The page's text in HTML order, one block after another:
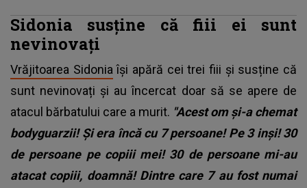
Sidonia susține că fiii ei sunt
nevinovați
Vrăjitoarea Sidonia își apără cei trei fiii și susține că
sunt nevinovați și au încercat doar să se apere de
atacul bărbatului care a murit. "Acest om și-a chemat
bodyguarzii! Și era încă cu 7 persoane! Pe 3 inși! 30
de persoane pe copiii mei! 30 de persoane mi-au
atacat copiii, doamnă! Dintre care 7 au fost numai